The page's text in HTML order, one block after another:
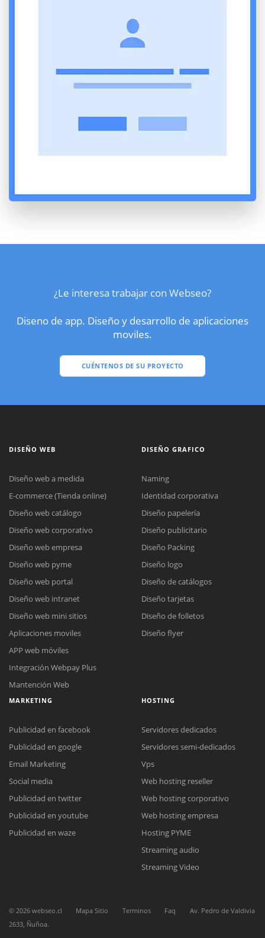
¿Le interesa trabajar con Webseo?
Diseno de app. Diseño y desarrollo de aplicaciones
moviles.
CUÉNTENOS DE SU PROYECTO
Reunión online
Nuestros ejecutivos le enviarán un correo electrónico con el enlace a
Meet para la reunión online.
Cotización
Chat Online
Todos nuestros ejecutivos están fuera de línea. Complete el formulario
DISEÑO WEB
Diseño web a medida
E-commerce (Tienda online)
Diseño web catálogo
Diseño web corporativo
Diseño web empresa
Diseño web pyme
Diseño web portal
Diseño web intranet
Diseño web mini sitios
Aplicaciones moviles
APP web móviles
Integración Webpay Plus
Mantención Web
DISEÑO GRAFICO
Naming
Identidad corporativa
Diseño papelería
Diseño publicitario
Diseño Packing
Diseño logo
Diseño de catálogos
Diseño tarjetas
Diseño de folletos
Diseño flyer
MARKETING
Publicidad en facebook
Publicidad en google
Email Marketing
Social media
Publicidad en twitter
Publicidad en youtube
Publicidad en waze
HOSTING
Servidores dedicados
Servidores semi-dedicados
Vps
Web hosting reseller
Web hosting corporativo
Web hosting empresa
Hosting PYME
Streaming audio
Streaming Video
© 2026 webseo.cl Mapa Sitio Terminos Faq
Av. Pedro de Valdivia
2633, Ñuñoa.